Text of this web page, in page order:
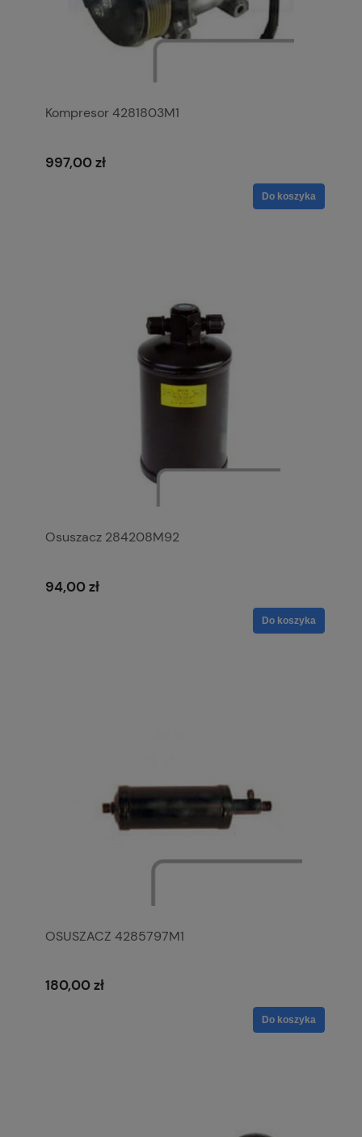
Kompresor 4281803M1
997,00 zł
Do koszyka
Osuszacz 284208M92
94,00 zł
Do koszyka
OSUSZACZ 4285797M1
180,00 zł
Do koszyka